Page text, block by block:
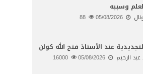
وسببه
05/08/2026
عند الأستاذ فتح الله كولن
عبد الرحيم 05/08/2026